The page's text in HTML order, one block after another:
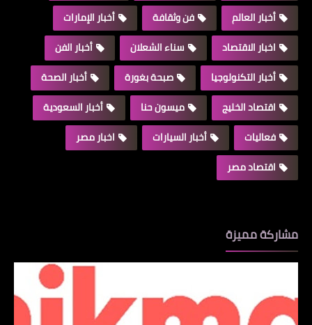
أخبار العالم
فن وثقافة
أخبار الإمارات
اخبار الاقتصاد
سناء الشعلان
أخبار الفن
أخبار التكنولوجيا
صبحة بغورة
أخبار الصحة
اقتصاد الخليج
ميسون حنا
أخبار السعودية
فعاليات
أخبار السيارات
اخبار مصر
اقتصاد مصر
مشاركة مميزة